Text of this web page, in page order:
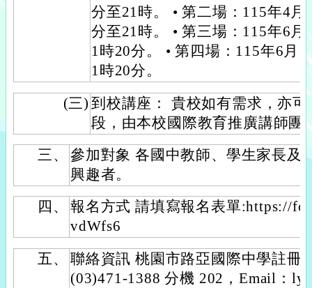
分至21時。 • 第二場：115年4
分至21時。 • 第三場：115年6
1時20分。 • 第四場：115年6月
1時20分。
(三) 到校講座： 貴校如有需求，亦
段，由本校國際教育推廣講師團
三、
參加對象 各國中教師、學生家長及
興趣者。
四、
報名方式 請填寫報名表單:https://
vdWfs6
五、
聯絡資訊 桃園市路亞國際中學註冊
(03)471-1388 分機 202，Email：